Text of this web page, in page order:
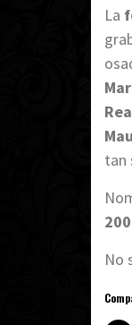
La
tan
No